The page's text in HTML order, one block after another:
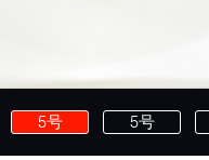
5号 5号